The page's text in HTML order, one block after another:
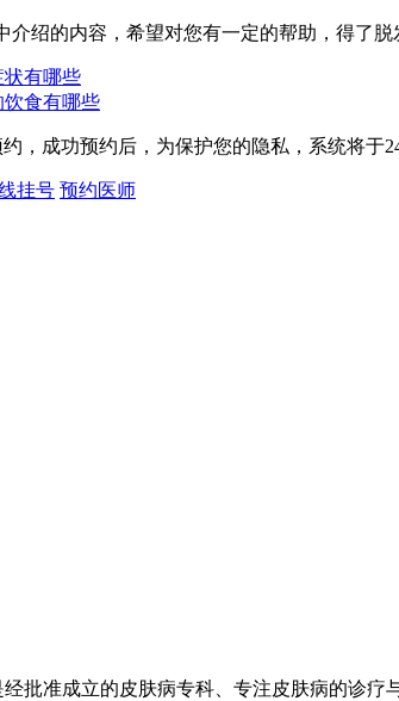
介绍的内容，希望对您有一定的帮助，得了
状有哪些
食有哪些
，成功预约后，为保护您的隐私，系统将于
挂号 预约医师
批准成立的皮肤病专科、专注皮肤病的诊